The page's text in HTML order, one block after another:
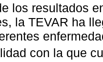
los resultados
la TEVAR ha
con la que